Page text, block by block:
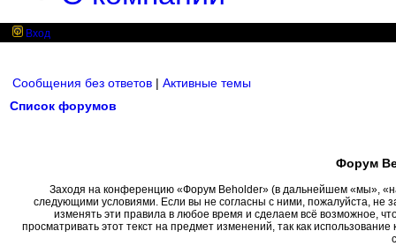
Вход
Сообщения без ответов | Активные темы
Список форумов
Форум
Заходя на конференцию «Форум Beholder» (в дальнейшем «мы»,
следующими условиями. Если вы не согласны с ними, пожалуйста, не
изменять эти правила в любое время и сделаем всё возможное,
просматривать этот текст на предмет изменений, так как